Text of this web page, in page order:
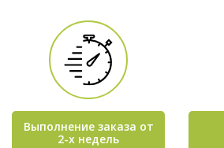
Выполнение заказа от
2-х недель